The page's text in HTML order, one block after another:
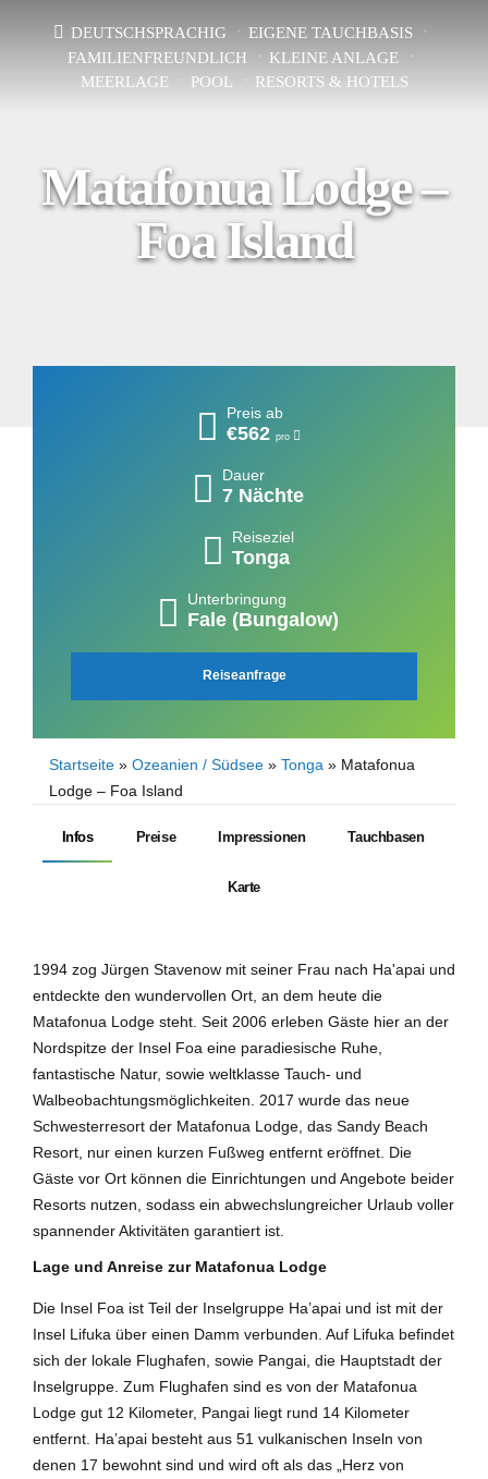
DEUTSCHSPRACHIG
EIGENE TAUCHBASIS
FAMILIENFREUNDLICH
KLEINE ANLAGE
MEERLAGE
POOL RESORTS & HOTELS
Matafonua Lodge –
Foa Island
Preis ab
€562 pro
Dauer
7 Nächte
Reiseziel
Tonga
Unterbringung
Fale (Bungalow)
Reiseanfrage
Startseite » Ozeanien / Südsee » Tonga » Matafonua
Lodge – Foa Island
Infos Preise Impressionen Tauchbasen
Karte
1994 zog Jürgen Stavenow mit seiner Frau nach Ha'apai und
entdeckte den wundervollen Ort, an dem heute die
Matafonua Lodge steht. Seit 2006 erleben Gäste hier an der
Nordspitze der Insel Foa eine paradiesische Ruhe,
fantastische Natur, sowie weltklasse Tauch- und
Walbeobachtungsmöglichkeiten. 2017 wurde das neue
Schwesterresort der Matafonua Lodge, das Sandy Beach
Resort, nur einen kurzen Fußweg entfernt eröffnet. Die
Gäste vor Ort können die Einrichtungen und Angebote beider
Resorts nutzen, sodass ein abwechslungreicher Urlaub voller
spannender Aktivitäten garantiert ist.
Lage und Anreise zur Matafonua Lodge
Die Insel Foa ist Teil der Inselgruppe Ha’apai und ist mit der
Insel Lifuka über einen Damm verbunden. Auf Lifuka befindet
sich der lokale Flughafen, sowie Pangai, die Hauptstadt der
Inselgruppe. Zum Flughafen sind es von der Matafonua
Lodge gut 12 Kilometer, Pangai liegt rund 14 Kilometer
entfernt. Ha’apai besteht aus 51 vulkanischen Inseln von
denen 17 bewohnt sind und wird oft als das „Herz von